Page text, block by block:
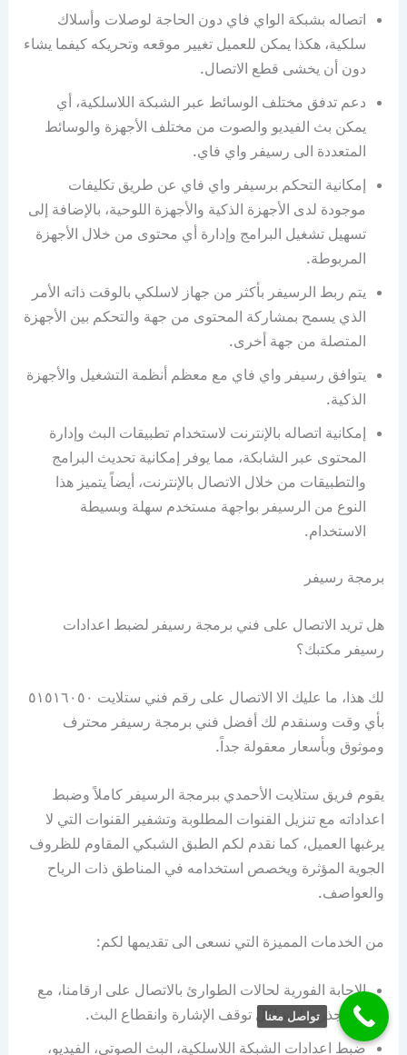
اتصاله بشبكة الواي فاي دون الحاجة لوصلات وأسلاك
سلكية، هكذا يمكن للعميل تغيير موقعه وتحريكه كيفما يشاء
دون أن يخشى قطع الاتصال.
دعم تدفق مختلف الوسائط عبر الشبكة اللاسلكية، أي
يمكن بث الفيديو والصوت من مختلف الأجهزة والوسائط
المتعددة الى رسيفر واي فاي.
إمكانية التحكم برسيفر واي فاي عن طريق تكليفات
موجودة لدى الأجهزة الذكية والأجهزة اللوحية، بالإضافة إلى
تسهيل تشغيل البرامج وإدارة أي محتوى من خلال الأجهزة
المربوطة.
يتم ربط الرسيفر بأكثر من جهاز لاسلكي بالوقت ذاته الأمر
الذي يسمح بمشاركة المحتوى من جهة والتحكم بين الأجهزة
المتصلة من جهة أخرى.
يتوافق رسيفر واي فاي مع معظم أنظمة التشغيل والأجهزة
الذكية.
إمكانية اتصاله بالإنترنت لاستخدام تطبيقات البث وإدارة
المحتوى عبر الشابكة، مما يوفر إمكانية تحديث البرامج
والتطبيقات من خلال الاتصال بالإنترنت، أيضاً يتميز هذا
النوع من الرسيفر بواجهة مستخدم سهلة وبسيطة
الاستخدام.
برمجة رسيفر
هل تريد الاتصال على فني برمجة رسيفر لضبط اعدادات
رسيفر مكتبك؟
لك هذا، ما عليك الا الاتصال على رقم فني ستلايت ٥١٥١٦٠٥٠
بأي وقت وسنقدم لك أفضل فني برمجة رسيفر محترف
وموثوق وبأسعار معقولة جداً.
يقوم فريق ستلايت الأحمدي ببرمجة الرسيفر كاملاً وضبط
اعداداته مع تنزيل القنوات المطلوبة وتشفير القنوات التي لا
يرغبها العميل، كما نقدم لكم الطبق الشبكي المقاوم للظروف
الجوية المؤثرة ويخصص استخدامه في المناطق ذات الرياح
والعواصف.
من الخدمات المميزة التي نسعى الى تقديمها لكم:
الإجابة الفورية لحالات الطوارئ بالاتصال على ارقامنا، مع
حل جذري لمشاكل توقف الإشارة وانقطاع البث.
ضبط اعدادات الشبكة اللاسلكية، البث الصوتي، الفيديو،
تواصل معنا